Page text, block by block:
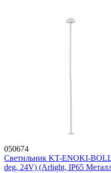
050674
Светильник KT-ENOKI-
deg, 24V) (Arlight, IP65